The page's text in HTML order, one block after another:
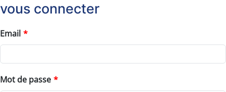
vous connecter
Email *
Mot de passe *